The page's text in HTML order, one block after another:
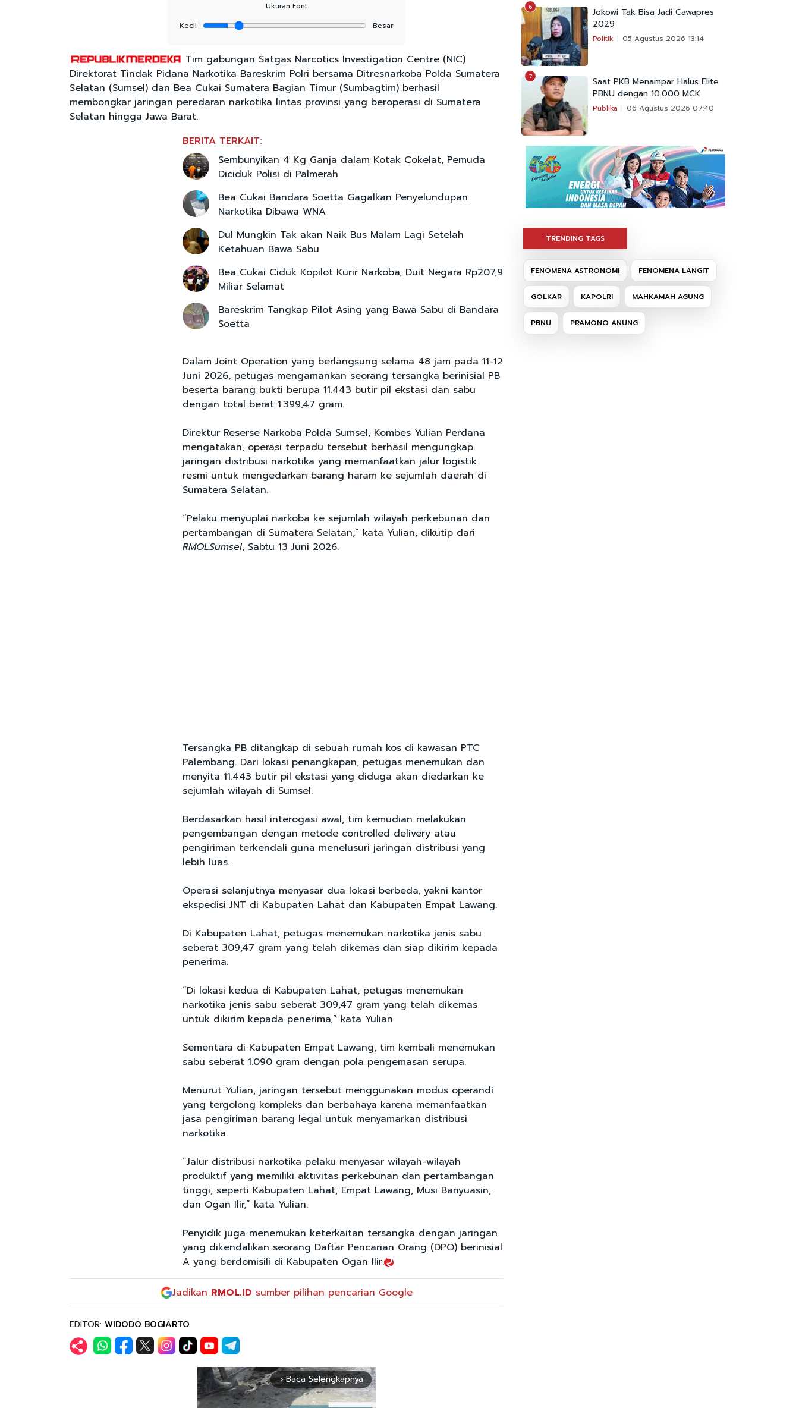
Ukuran Font
Kecil
Besar
Tim gabungan Satgas Narcotics Investigation Centre (NIC)
Direktorat Tindak Pidana Narkotika Bareskrim Polri bersama Ditresnarkoba Polda Sumatera
Selatan (Sumsel) dan Bea Cukai Sumatera Bagian Timur (Sumbagtim) berhasil
membongkar jaringan peredaran narkotika lintas provinsi yang beroperasi di Sumatera
Selatan hingga Jawa Barat.
BERITA TERKAIT:
Sembunyikan 4 Kg Ganja dalam Kotak Cokelat, Pemuda
Diciduk Polisi di Palmerah
Bea Cukai Bandara Soetta Gagalkan Penyelundupan
Narkotika Dibawa WNA
Dul Mungkin Tak akan Naik Bus Malam Lagi Setelah
Ketahuan Bawa Sabu
Bea Cukai Ciduk Kopilot Kurir Narkoba, Duit Negara Rp207,9
Miliar Selamat
Bareskrim Tangkap Pilot Asing yang Bawa Sabu di Bandara
Soetta
Dalam Joint Operation yang berlangsung selama 48 jam pada 11-12
Juni 2026, petugas mengamankan seorang tersangka berinisial PB
beserta barang bukti berupa 11.443 butir pil ekstasi dan sabu
dengan total berat 1.399,47 gram.
Direktur Reserse Narkoba Polda Sumsel, Kombes Yulian Perdana
mengatakan, operasi terpadu tersebut berhasil mengungkap
jaringan distribusi narkotika yang memanfaatkan jalur logistik
resmi untuk mengedarkan barang haram ke sejumlah daerah di
Sumatera Selatan.
“Pelaku menyuplai narkoba ke sejumlah wilayah perkebunan dan
pertambangan di Sumatera Selatan,” kata Yulian, dikutip dari
RMOLSumsel, Sabtu 13 Juni 2026.
Tersangka PB ditangkap di sebuah rumah kos di kawasan PTC
Palembang. Dari lokasi penangkapan, petugas menemukan dan
menyita 11.443 butir pil ekstasi yang diduga akan diedarkan ke
sejumlah wilayah di Sumsel.
Berdasarkan hasil interogasi awal, tim kemudian melakukan
pengembangan dengan metode controlled delivery atau
pengiriman terkendali guna menelusuri jaringan distribusi yang
lebih luas.
Operasi selanjutnya menyasar dua lokasi berbeda, yakni kantor
ekspedisi JNT di Kabupaten Lahat dan Kabupaten Empat Lawang.
Di Kabupaten Lahat, petugas menemukan narkotika jenis sabu
seberat 309,47 gram yang telah dikemas dan siap dikirim kepada
penerima.
“Di lokasi kedua di Kabupaten Lahat, petugas menemukan
narkotika jenis sabu seberat 309,47 gram yang telah dikemas
untuk dikirim kepada penerima,” kata Yulian.
Sementara di Kabupaten Empat Lawang, tim kembali menemukan
sabu seberat 1.090 gram dengan pola pengemasan serupa.
Menurut Yulian, jaringan tersebut menggunakan modus operandi
yang tergolong kompleks dan berbahaya karena memanfaatkan
jasa pengiriman barang legal untuk menyamarkan distribusi
narkotika.
“Jalur distribusi narkotika pelaku menyasar wilayah-wilayah
produktif yang memiliki aktivitas perkebunan dan pertambangan
tinggi, seperti Kabupaten Lahat, Empat Lawang, Musi Banyuasin,
dan Ogan Ilir,” kata Yulian.
Penyidik juga menemukan keterkaitan tersangka dengan jaringan
yang dikendalikan seorang Daftar Pencarian Orang (DPO) berinisial
A yang berdomisili di Kabupaten Ogan Ilir.
Jadikan RMOL.ID sumber pilihan pencarian Google
EDITOR: WIDODO BOGIARTO
arrow_forward_ios Baca Selengkapnya
6
Jokowi Tak Bisa Jadi Cawapres
2029
Politik 05 Agustus 2026 13:14
7
Saat PKB Menampar Halus Elite
PBNU dengan 10.000 MCK
Publika 06 Agustus 2026 07:40
TRENDING TAGS
FENOMENA ASTRONOMI FENOMENA LANGIT
GOLKAR KAPOLRI MAHKAMAH AGUNG
PBNU PRAMONO ANUNG